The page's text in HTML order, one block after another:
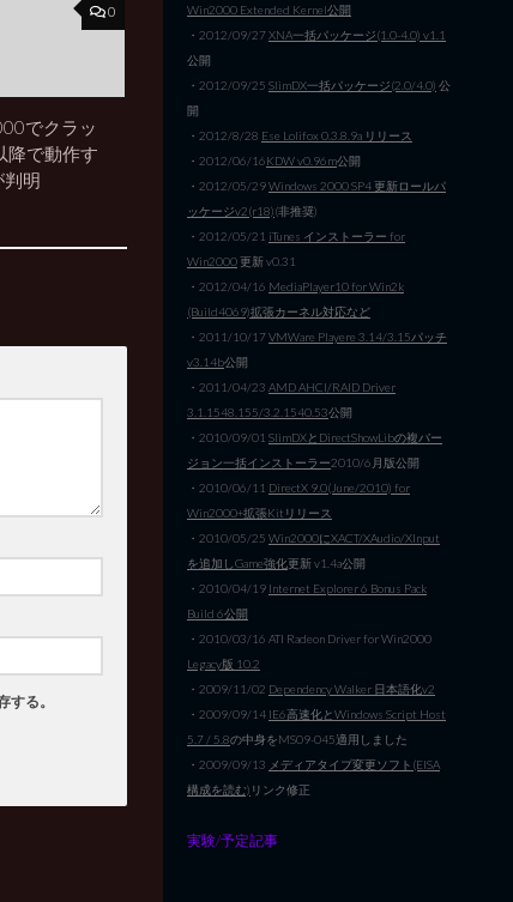
0
でクラッ
降で動作す
明
る。
Win2000 Extended Kernel公開
・2012/09/27XNA一括パッケージ(1.0-4.0) v1.1
公開
・2012/09/25 SlimDX一括パッケージ(2.0/4.0) 公
開
・2012/8/28 Ese Lolifox 0.3.8.9a リリース
・2012/06/16KDW v0.96m公開
・2012/05/29Windows 2000 SP4 更新ロールパ
ッケージv2(r18)(非推奨)
・2012/05/21 iTunes インストーラー for
Win2000更新 v0.31
・2012/04/16 MediaPlayer10 for Win2k
(Build4069)拡張カーネル対応など
・2011/10/17VMWare Playere 3.14/3.15パッチ
v3.14b公開
・2011/04/23 AMD AHCI/RAID Driver
3.1.1548.155/3.2.1540.53公開
・2010/09/01 SlimDXとDirectShowLibの複バー
ジョン一括インストーラー2010/6月版公開
・2010/06/11 DirectX 9.0(June/2010) for
Win2000+拡張Kitリリース
・2010/05/25 Win2000にXACT/XAudio/XInput
を追加しGame強化更新 v1.4a公開
・2010/04/19 Internet Explorer 6 Bonus Pack
Build 6公開
・2010/03/16 ATI Radeon Driver for Win2000
Legacy版 10.2
・2009/11/02 Dependency Walker 日本語化v2
・2009/09/14 IE6高速化とWindows Script Host
5.7 / 5.8の中身をMS09-045適用しました
・2009/09/13 メディアタイプ変更ソフト(EISA
構成を読む) リンク修正
実験/予定記事